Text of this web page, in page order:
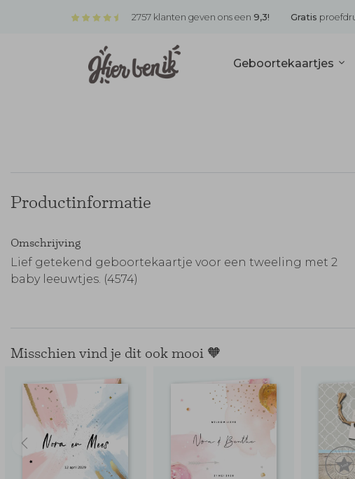
2757 klanten geven ons een 9,3! Gratis
Geboortekaartjes
Productinformatie
Omschrijving
Lief getekend geboortekaartje voor een tweeling met 2
baby leeuwtjes. (4574)
Misschien vind je dit ook mooi 🧡